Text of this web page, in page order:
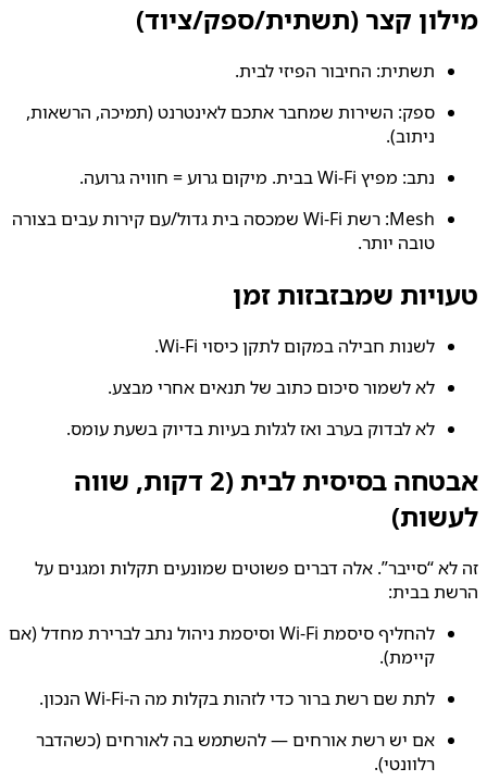
מילון קצר (תשתית/ספק/ציוד)
תשתית: החיבור הפיזי לבית.
ספק: השירות שמחבר אתכם לאינטרנט (תמיכה, הרשאות,
ניתוב).
נתב: מפיץ Wi‑Fi בבית. מיקום גרוע = חוויה גרועה.
Mesh: רשת Wi‑Fi שמכסה בית גדול/עם קירות עבים בצורה
טובה יותר.
טעויות שמבזבזות זמן
לשנות חבילה במקום לתקן כיסוי Wi‑Fi.
לא לשמור סיכום כתוב של תנאים אחרי מבצע.
לא לבדוק בערב ואז לגלות בעיות בדיוק בשעת עומס.
אבטחה בסיסית לבית (2 דקות, שווה
לעשות)
זה לא “סייבר”. אלה דברים פשוטים שמונעים תקלות ומגנים על
הרשת בבית:
להחליף סיסמת Wi‑Fi וסיסמת ניהול נתב לברירת מחדל (אם
קיימת).
לתת שם רשת ברור כדי לזהות בקלות מה ה‑Wi‑Fi הנכון.
אם יש רשת אורחים — להשתמש בה לאורחים (כשהדבר
רלוונטי).